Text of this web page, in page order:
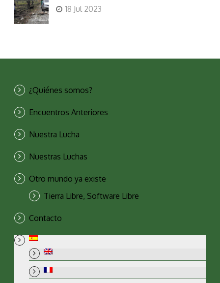
18 Jul 2023
¿Quiénes somos?
Encuentros Anteriores
Nuestra Lucha
Nuestras Luchas
Otro mundo ya existe
Tierra Libre, Software Libre
Contacto